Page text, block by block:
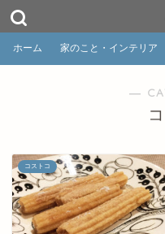
ホーム 家のこと・インテリア
―
コストコ